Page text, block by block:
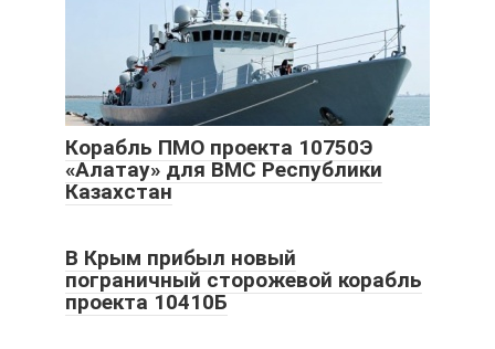
Корабль ПМО проекта 10750Э
«Алатау» для ВМС Республики
Казахстан
В Крым прибыл новый
пограничный сторожевой корабль
проекта 10410Б